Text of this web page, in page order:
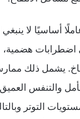
أساسيًا لا ينبغي
اضطرابات هضمية،
يشمل ذلك
والتنفس
التوتر